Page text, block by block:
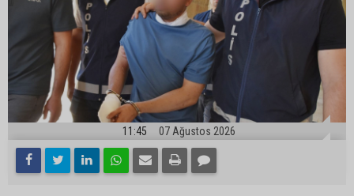
11:45 07 Ağustos 2026